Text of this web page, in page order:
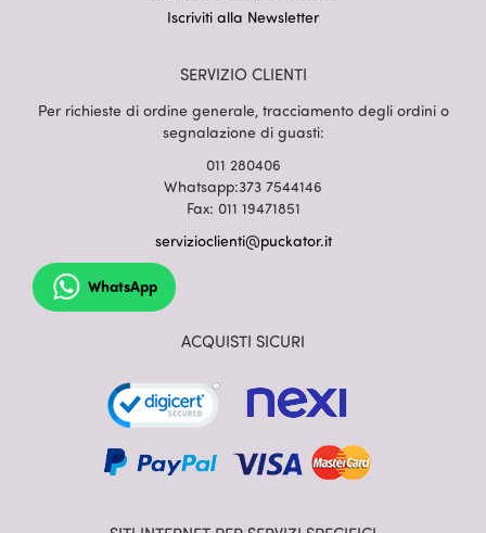
Iscriviti alla Newsletter
SERVIZIO CLIENTI
Per richieste di ordine generale, tracciamento degli ordini o
segnalazione di guasti:
011 280406
Whatsapp:373 7544146
Fax: 011 19471851
servizioclienti@puckator.it
WhatsApp
ACQUISTI SICURI